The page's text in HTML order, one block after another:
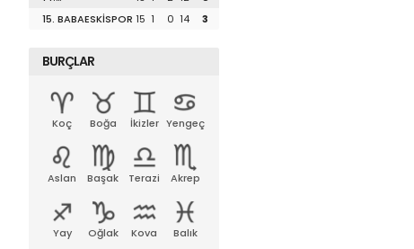
LÜLEBURGAZSPOR
15. BABAESKİSPOR 15 1 0 14 3
BURÇLAR
Koç Boğa İkizler Yengeç
Aslan Başak Terazi Akrep
Yay Oğlak Kova Balık